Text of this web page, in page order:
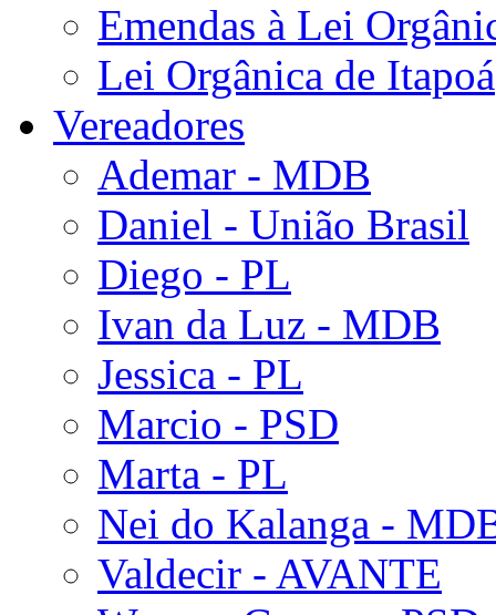
Emendas à Lei
Lei Orgânica de Itapoá
Vereadores
Ademar - MDB
Daniel - União Brasil
Diego - PL
Ivan da Luz - MDB
Jessica - PL
Marcio - PSD
Marta - PL
Nei do Kalanga -
Valdecir - AVANTE